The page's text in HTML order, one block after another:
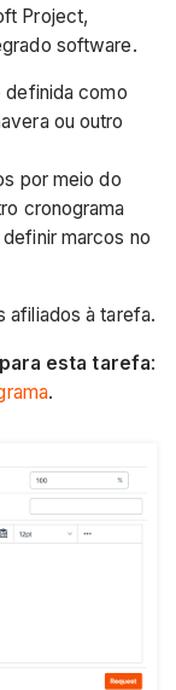
Project,
software.
definida como
ou outro
por meio do
cronograma
marcos no
afiliados à tarefa.
para esta tarefa:
.